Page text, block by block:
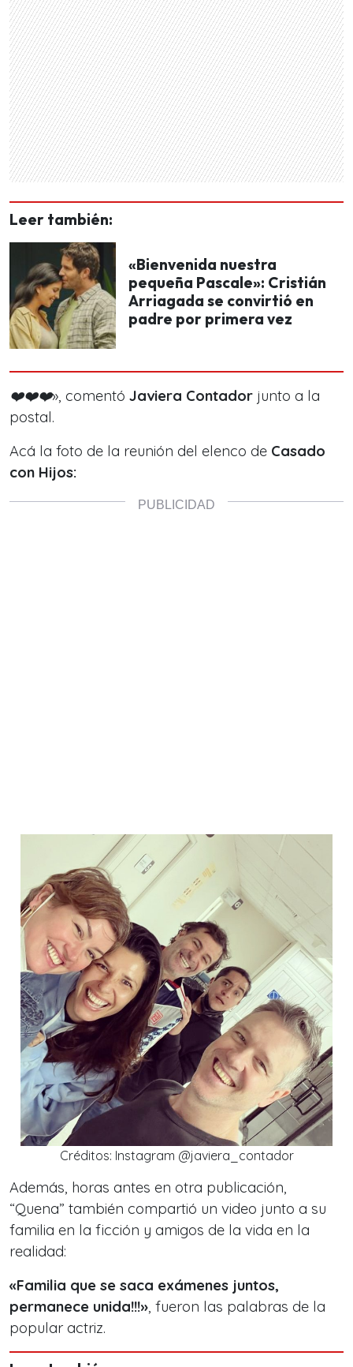
Leer también:
«Bienvenida nuestra
pequeña Pascale»: Cristián
Arriagada se convirtió en
padre por primera vez
❤️❤️❤️», comentó Javiera Contador junto a la
postal.
Acá la foto de la reunión del elenco de Casado
con Hijos:
Créditos: Instagram @javiera_contador
Además, horas antes en otra publicación,
“Quena” también compartió un video junto a su
familia en la ficción y amigos de la vida en la
realidad:
«Familia que se saca exámenes juntos,
permanece unida!!!», fueron las palabras de la
popular actriz.